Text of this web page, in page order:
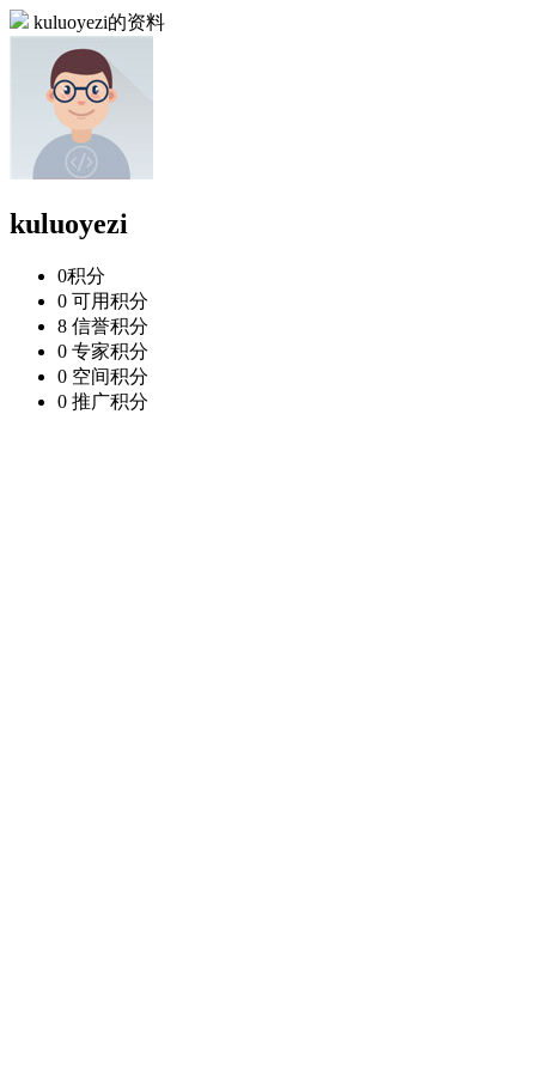
kuluoyezi的资料
kuluoyezi
0积分
0 可用积分
8 信誉积分
0 专家积分
0 空间积分
0 推广积分